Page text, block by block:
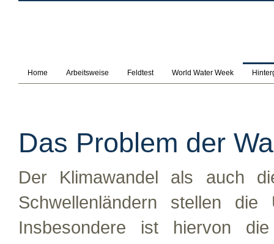
Home Arbeitsweise Feldtest World Water Week
Das Problem der
Der Klimawandel als auch
Schwellenländern stellen
Insbesondere ist hiervon